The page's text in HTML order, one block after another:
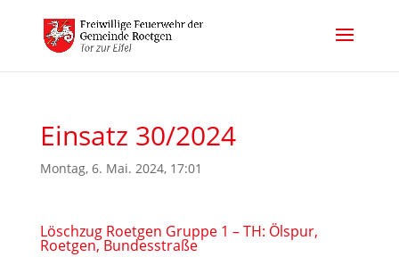
Einsatz 30/2024
Montag, 6. Mai. 2024, 17:01
Löschzug Roetgen Gruppe 1 – TH: Ölspur,
Roetgen, Bundesstraße